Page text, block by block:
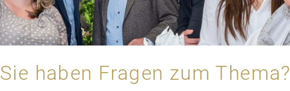
Sie haben Fragen zum Thema?